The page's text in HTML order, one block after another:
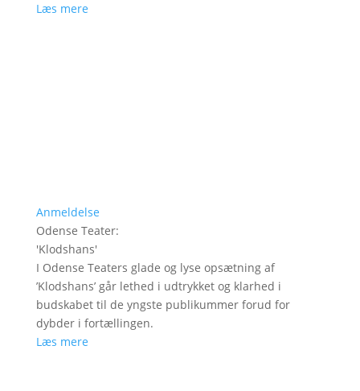
Læs mere
Anmeldelse
Odense Teater:
'Klodshans'
I Odense Teaters glade og lyse opsætning af
’Klodshans’ går lethed i udtrykket og klarhed i
budskabet til de yngste publikummer forud for
dybder i fortællingen.
Læs mere